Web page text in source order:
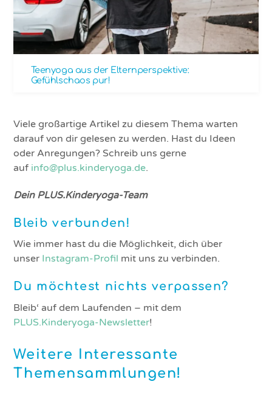
Teenyoga aus der Elternperspektive:
Gefühlschaos pur!
Viele großartige Artikel zu diesem Thema warten
darauf von dir gelesen zu werden. Hast du Ideen
oder Anregungen? Schreib uns gerne
auf info@plus.kinderyoga.de.
Dein PLUS.Kinderyoga-Team
Bleib verbunden!
Wie immer hast du die Möglichkeit, dich über
unser Instagram-Profil mit uns zu verbinden.
Du möchtest nichts verpassen?
Bleib‘ auf dem Laufenden – mit dem
PLUS.Kinderyoga-Newsletter!
Weitere Interessante
Themensammlungen!